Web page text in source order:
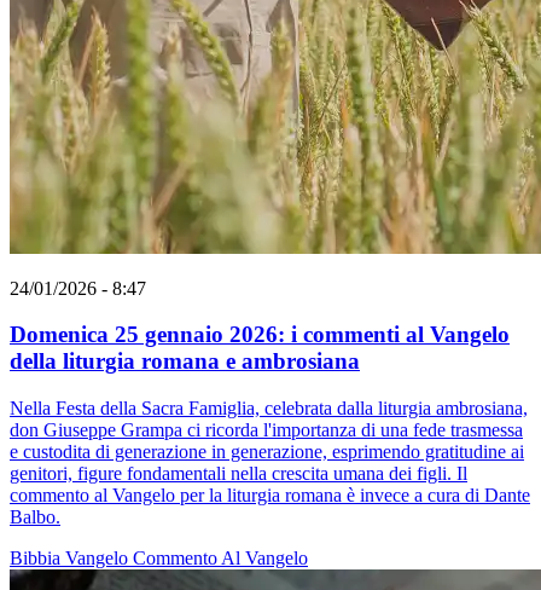
24/01/2026 - 8:47
Domenica 25 gennaio 2026: i commenti al Vangelo
della liturgia romana e ambrosiana
Nella Festa della Sacra Famiglia, celebrata dalla liturgia ambrosiana,
don Giuseppe Grampa ci ricorda l'importanza di una fede trasmessa
e custodita di generazione in generazione, esprimendo gratitudine ai
genitori, figure fondamentali nella crescita umana dei figli. Il
commento al Vangelo per la liturgia romana è invece a cura di Dante
Balbo.
Bibbia Vangelo Commento Al Vangelo